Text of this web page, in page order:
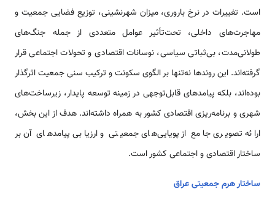
است. تغییرات در نرخ باروری، میزان شهرنشینی، توزیع فضایی جمعیت و
مهاجرت‌های داخلی، تحت‌تأثیر عوامل متعددی از جمله جنگ‌های
طولانی‌مدت، بی‌ثباتی سیاسی، نوسانات اقتصادی و تحولات اجتماعی قرار
گرفته‌اند. این روندها نه‌تنها بر الگوی سکونت و ترکیب سنی جمعیت اثرگذار
بوده‌اند، بلکه پیامدهای قابل‌توجهی در زمینه توسعه پایدار، زیرساخت‌های
شهری و برنامه‌ریزی اقتصادی کشور به همراه داشته‌اند. هدف از این بخش،
ارائه تصویری جامع از پویایی‌های جمعیتی و ارزیابی پیامدهای آن بر
ساختار اقتصادی و اجتماعی کشور است.
ساختار هرم جمعیتی عراق